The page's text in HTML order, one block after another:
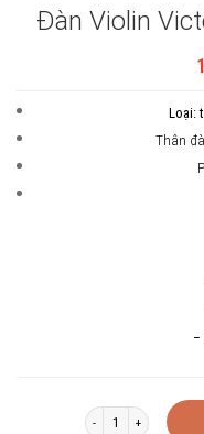
Đàn Violin
Loại:
Thân
–
Số lượng